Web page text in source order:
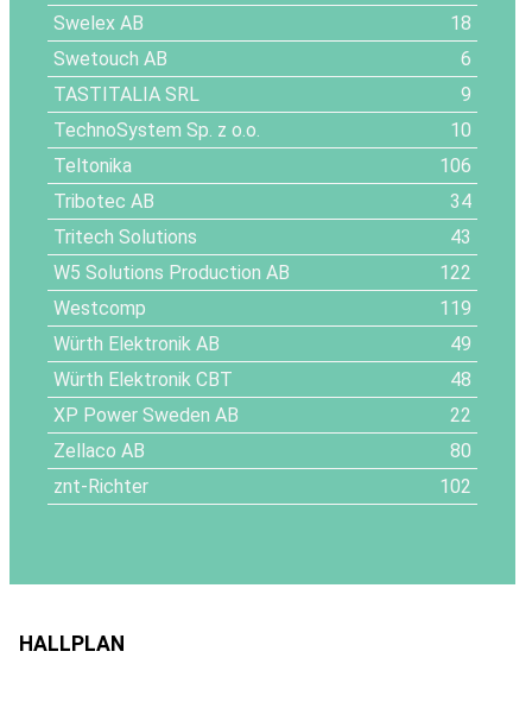
Swelex AB
18
Swetouch AB
6
TASTITALIA SRL
9
TechnoSystem Sp. z o.o.
10
Teltonika
106
Tribotec AB
34
Tritech Solutions
43
W5 Solutions Production AB
122
Westcomp
119
Würth Elektronik AB
49
Würth Elektronik CBT
48
XP Power Sweden AB
22
Zellaco AB
80
znt-Richter
102
HALLPLAN